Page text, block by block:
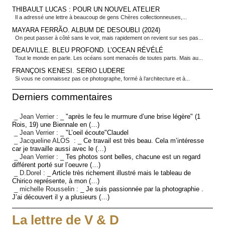
THIBAULT LUCAS : POUR UN NOUVEL ATELIER
Il a adressé une lettre à beaucoup de gens Chères collectionneuses,...
MAYARA FERRÃO. ALBUM DE DESOUBLI (2024)
On peut passer à côté sans le voir, mais rapidement on revient sur ses pas...
DEAUVILLE. BLEU PROFOND. L’OCEAN RÉVÉLÉ
Tout le monde en parle. Les océans sont menacés de toutes parts. Mais au...
FRANÇOIS KENESI. SERIO LUDERE
Si vous ne connaissez pas ce photographe, formé à l’architecture et à...
Derniers commentaires
_ Jean Verrier :
_ "après le feu le murmure d’une brise légère" (1
Rois, 19) une Biennale en (…)
_ Jean Verrier :
_ "L’oeil écoute"Claudel
_ Jacqueline ALOS :
_ Ce travail est très beau. Cela m’intéresse
car je travaille aussi avec le (…)
_ Jean Verrier :
_ Tes photos sont belles, chacune est un regard
différent porté sur l’oeuvre (…)
_ D.Dorel :
_ Article très richement illustré mais le tableau de
Chirico représente, à mon (…)
_ michelle Rousselin :
_ Je suis passionnée par la photographie .
J’ai découvert il y a plusieurs (…)
La lettre de V & D